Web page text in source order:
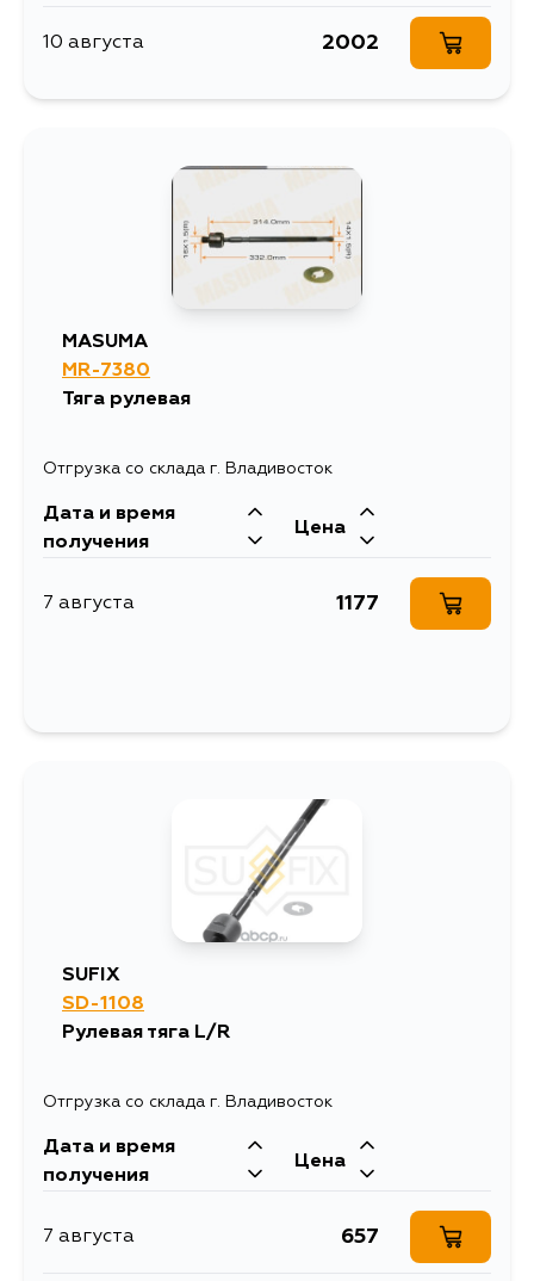
10 августа 2002
MASUMA
MR-7380
Тяга рулевая
Отгрузка со склада г. Владивосток
Дата и время
получения
Цена
7 августа 1177
SUFIX
SD-1108
Рулевая тяга L/R
Отгрузка со склада г. Владивосток
Дата и время
получения
Цена
7 августа 657